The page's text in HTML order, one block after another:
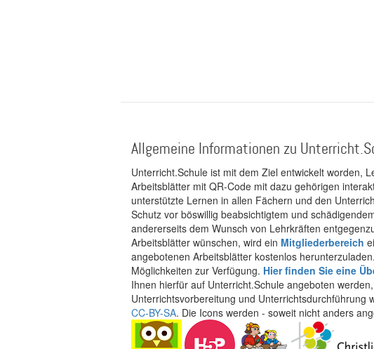
Allgemeine Informationen zu
Unterricht.Schule ist mit dem Ziel entwickelt worden,
Arbeitsblätter mit QR-Code mit dazu gehörigen
unterstützte Lernen in allen Fächern und den
Schutz vor böswillig beabsichtigtem und
andererseits dem Wunsch von Lehrkräften
Arbeitsblätter wünschen, wird ein Mitgliederbereich
angebotenen Arbeitsblätter kostenlos
Möglichkeiten zur Verfügung. Hier finden Sie eine
Ihnen hierfür auf Unterricht.Schule angeboten
Unterrichtsvorbereitung und
CC-BY-SA. Die Icons werden - soweit nicht anders